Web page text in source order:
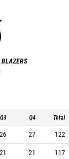
Q3 Q4 Total
26 27
122
21 21 117